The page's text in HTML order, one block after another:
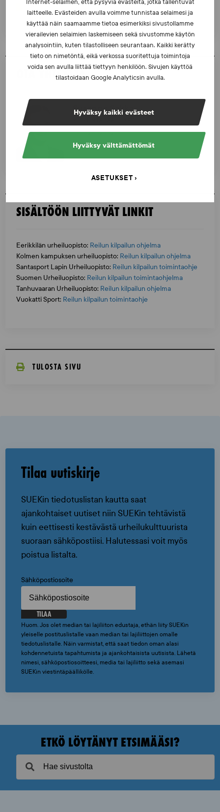
Internet-selaimen, että pysyviä evästeitä, jotka tallentuvat
laitteelle. Evästeiden avulla voimme tunnistaa selaimesi ja
käyttää näin saamaamme tietoa esimerkiksi sivustollamme
vierailevien selaimien laskemiseen sekä sivustomme käytön
analysointiin, kuten tilastolliseen seurantaan. Kaikki kerätty
tieto on nimetöntä, eikä verkossa suoritettuja toimintoja
voida sen avulla liittää tiettyyn henkilöön. Sivujen käyttöä
tilastoidaan Google Analyticsin avulla.
Hyväksy kaikki evästeet
Hyväksy välttämättömät
ASETUKSET
Reilun kilpailun toimintaohje urheiluopistoille
OTA YHTEYTTÄ
Susanna Sokka
susanna.sokka@suek.fi
SISÄLTÖÖN LIITTYVÄT LINKIT
Eerikkilän urheiluopisto: Reilun kilpailun ohjelma
Kolmen kampuksen urheiluopisto: Reilun kilpailun ohjelma
Santasport Lapin Urheiluopisto: Reilun kilpailun toimintaohje
Suomen Urheiluopisto: Reilun kilpailun toimintaohjelma
Tanhuvaaran Urheiluopisto: Reilun kilpailun ohjelma
Vuokatti Sport: Reilun kilpailun toimintaohje
TULOSTA SIVU
Tilaa uutiskirje
SUEKin tiedotuslistan kautta saat
ajankohtaiset uutiset niin SUEKin tehtävistä
kuin eettisesti kestävästä urheilukulttuurista
suoraan sähköpostiisi. Halutessasi voit myös
poistua listalta.
Sähköpostiosoite
TILAA
Huom. Jos olet median tai lajiliiton edustaja, ethän liity SUEKin
yleiselle postituslistalle vaan median tai lajiliittojen omalle
tiedotuslistalle. Näin varmistat, että saat tiedon oman alasi
kohdennetuista tapahtumista ja ajankohtaisista uutisista. Lähetä
nimesi, sähköpostiosoitteesi, media tai lajiliitto sekä asemasi
SUEKin viestintäpäällikölle.
ETKÖ LÖYTÄNYT ETSIMÄÄSI?